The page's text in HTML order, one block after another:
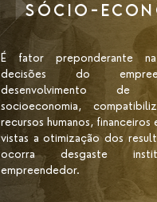
SÓCIO-
É fator preponderante
decisões do
desenvolvimento
socioeconomia,
recursos humanos, financeiros
vistas a otimização dos
ocorra desgaste
empreendedor.